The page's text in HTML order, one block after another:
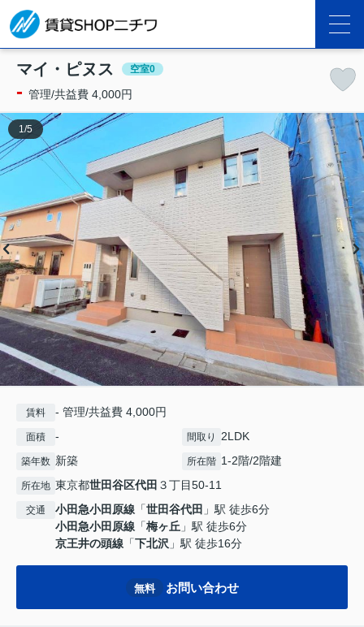
マイ・ピヌス 空室0
- 管理/共益費 4,000円
1 /5
賃料 - 管理/共益費 4,000円
面積 - 間取り 2LDK
築年数 新築 所在階 1-2階/2階建
所在地 東京都世田谷区代田 ３丁目50-11
交通 小田急小田原線 「世田谷代田 」駅 徒歩6分
小田急小田原線 「梅ヶ丘 」駅 徒歩6分
京王井の頭線 「下北沢 」駅 徒歩16分
無料 お問い合わせ